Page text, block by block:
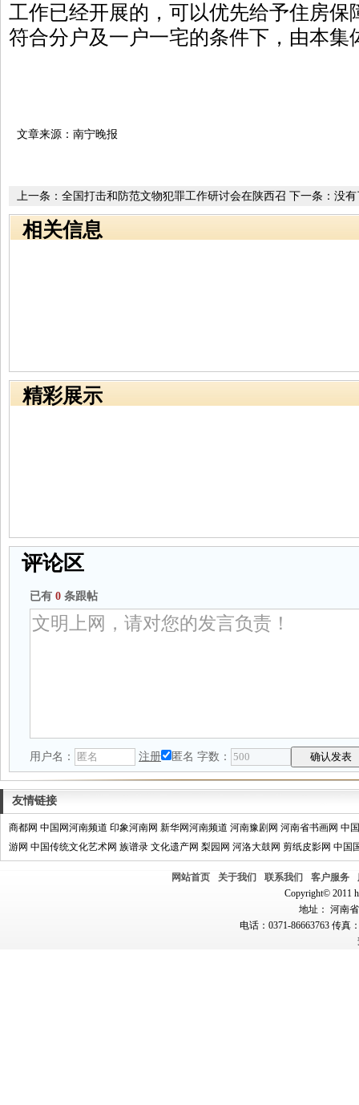
工作已经开展的，可以优先给予住房保
符合分户及一户一宅的条件下，由本集
文章来源：南宁晚报
下一条：没有
上一条： 全国打击和防范文物犯罪工作研讨会在陕西召
开
相关信息
精彩展示
评论区
已有 0 条跟帖
用户名： 注册 匿名 字数：
友情链接
商都网 中国网河南频道 印象河南网 新华网河南频道 河南豫剧网 河南省书画网 中
游网 中国传统文化艺术网 族谱录 文化遗产网 梨园网 河洛大鼓网 剪纸皮影网 中国
网站首页 关于我们 联系我们 客户服务
Copyright© 2011
地址： 河南
电话：0371-86663763 传真